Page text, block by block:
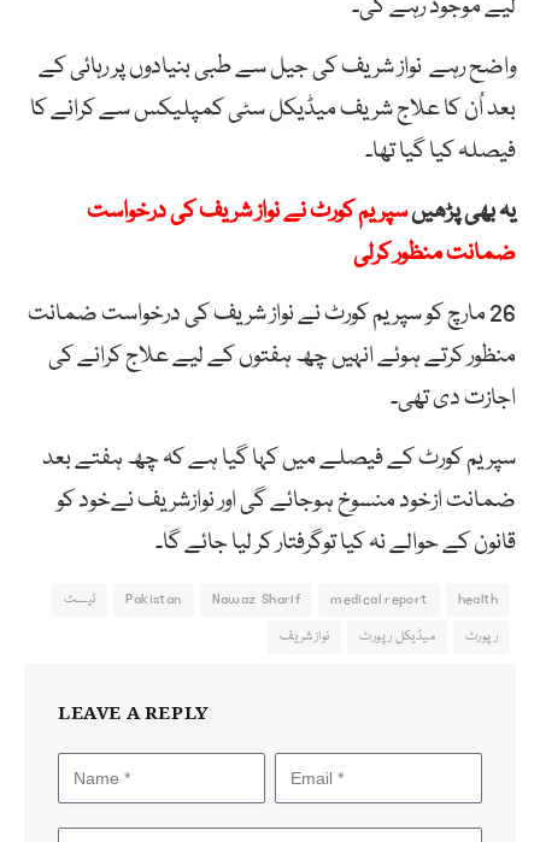
واضح رہے نواز شریف کی جیل سے طبی بنیادوں پر رہائی کے
بعد اُن کا علاج شریف میڈیکل سٹی کمپلیکس سے کرانے کا
فیصلہ کیا گیا تھا۔
یہ بھی پڑھیںسپریم کورٹ نے نواز شریف کی درخواست
ضمانت منظور کرلی
26 مارچ کو سپریم کورٹ نے نواز شریف کی درخواست ضمانت
منظور کرتے ہوئے انہیں چھ ہفتوں کے لیے علاج کرانے کی
اجازت دی تھی۔
سپریم کورٹ کے فیصلے میں کہا گیا ہے کہ چھ ہفتے بعد
ضمانت ازخود منسوخ ہوجائے گی اور نوازشریف نےخود کو
قانون کے حوالے نہ کیا توگرفتار کر لیا جائے گا۔
health
medical report
Nawaz Sharif
Pakistan
ٹیسٹ
رپورٹ
میڈیکل رپورٹ نوازشریف
LEAVE A REPLY